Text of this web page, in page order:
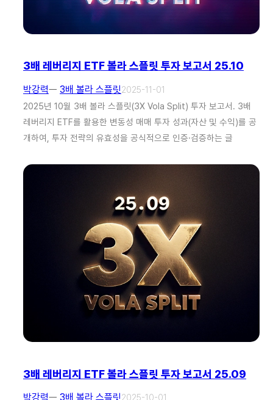
3배 레버리지 ETF 볼라 스플릿 투자 보고서 25.10
박강력ㅡ 3배 볼라 스플릿2025-11-01
2025년 10월 3배 볼라 스플릿(3X Vola Split) 투자 보고서. 3배
레버리지 ETF를 활용한 변동성 매매 투자 성과(자산 및 수익)를 공
개하여, 투자 전략의 유효성을 공식적으로 인증·검증하는 글
3배 레버리지 ETF 볼라 스플릿 투자 보고서 25.09
박강력ㅡ 3배 볼라 스플릿2025-10-01